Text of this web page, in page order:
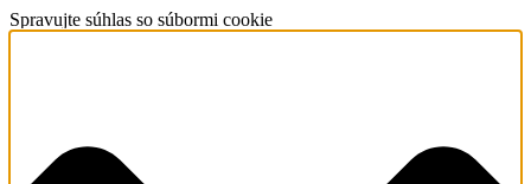
Spravujte súhlas so súbormi cookie